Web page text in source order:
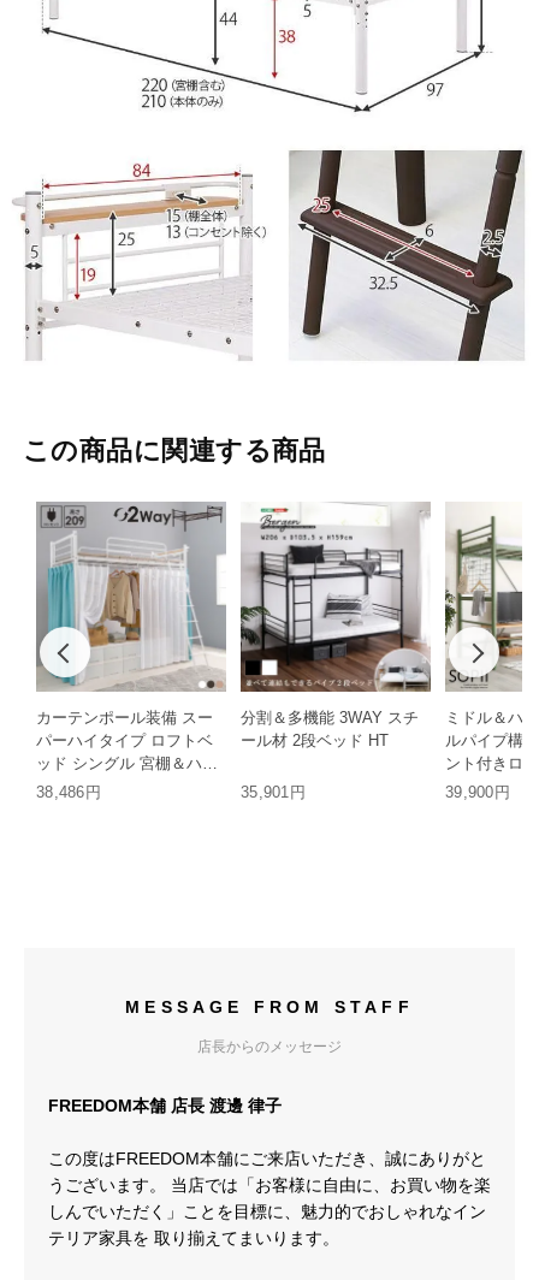
この商品に関連する商品
カーテンポール装備 スー
パーハイタイプ ロフトベ
ッド シングル 宮棚＆ハン
ガーポール付き スチール
38,486円
分割＆多機能 3WAY スチ
ール材 2段ベッド HT
35,901円
ミドル＆ハ
ルパイプ構
ント付きロ
39,900円
MESSAGE FROM STAFF
店長からのメッセージ
FREEDOM本舗 店長 渡邊 律子
この度はFREEDOM本舗にご来店いただき、誠にありがと
うございます。 当店では「お客様に自由に、お買い物を楽
しんでいただく」ことを目標に、魅力的でおしゃれなイン
テリア家具を 取り揃えてまいります。